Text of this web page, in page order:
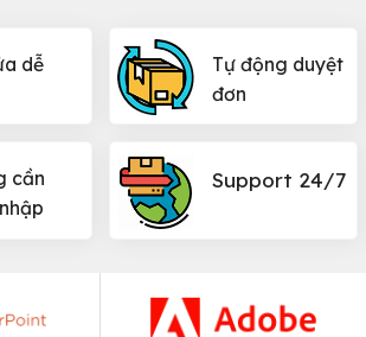
dễ
Tự động duyệt
đơn
cần
Support 24/7